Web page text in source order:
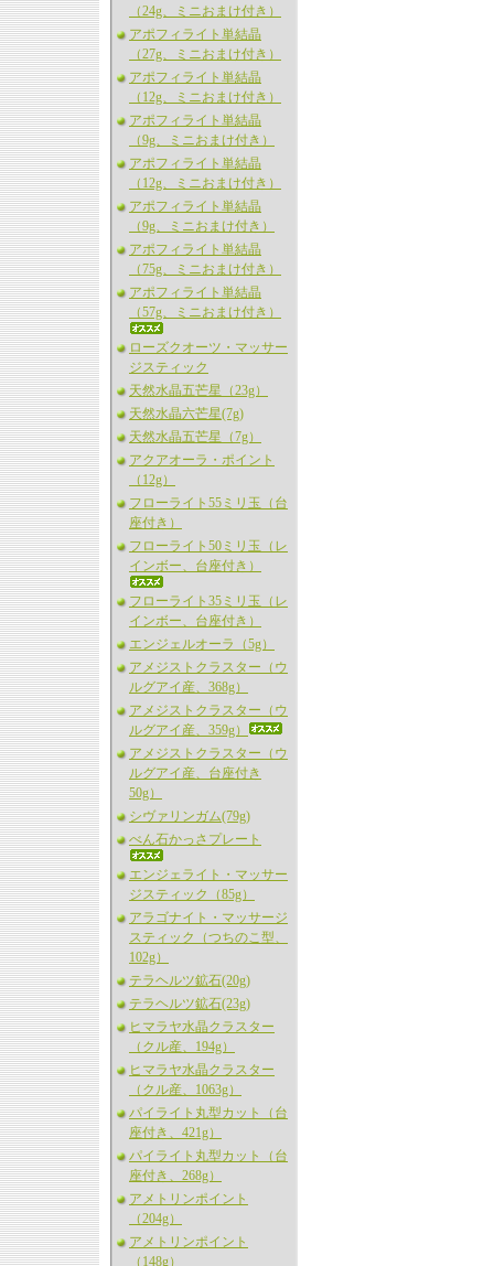
（24g、ミニおまけ付き）
アポフィライト単結晶
（27g、ミニおまけ付き）
アポフィライト単結晶
（12g、ミニおまけ付き）
アポフィライト単結晶
（9g、ミニおまけ付き）
アポフィライト単結晶
（12g、ミニおまけ付き）
アポフィライト単結晶
（9g、ミニおまけ付き）
アポフィライト単結晶
（75g、ミニおまけ付き）
アポフィライト単結晶
（57g、ミニおまけ付き）
ローズクオーツ・マッサー
ジスティック
天然水晶五芒星（23g）
天然水晶六芒星(7g)
天然水晶五芒星（7g）
アクアオーラ・ポイント
（12g）
フローライト55ミリ玉（台
座付き）
フローライト50ミリ玉（レ
インボー、台座付き）
フローライト35ミリ玉（レ
インボー、台座付き）
エンジェルオーラ（5g）
アメジストクラスター（ウ
ルグアイ産、368g）
アメジストクラスター（ウ
ルグアイ産、359g）
アメジストクラスター（ウ
ルグアイ産、台座付き
50g）
シヴァリンガム(79g)
べん石かっさプレート
エンジェライト・マッサー
ジスティック（85g）
アラゴナイト・マッサージ
スティック（つちのこ型、
102g）
テラヘルツ鉱石(20g)
テラヘルツ鉱石(23g)
ヒマラヤ水晶クラスター
（クル産、194g）
ヒマラヤ水晶クラスター
（クル産、1063g）
パイライト丸型カット（台
座付き、421g）
パイライト丸型カット（台
座付き、268g）
アメトリンポイント
（204g）
アメトリンポイント
（148g）